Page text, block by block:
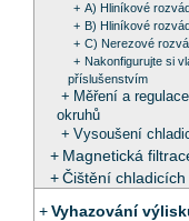
A) Hliníkové
B) Hliníkové
C) Nerezové
Nakonfigurujte si
příslušenstvím
Měření a
okruhů
Vysoušení
Magnetická
Čištění
Vyhazování